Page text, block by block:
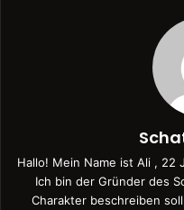
Hallo! Mein Name ist Ali , 22
Ich bin der Gründer des
Charakter beschreiben